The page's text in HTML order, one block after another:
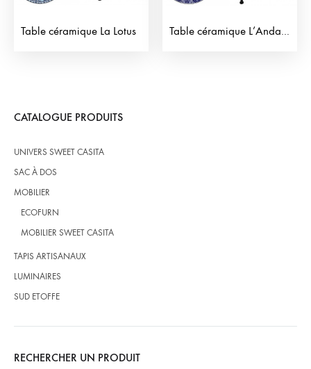
Table céramique La Lotus Table céramique L’Andalouse
CATALOGUE PRODUITS
UNIVERS SWEET CASITA
SAC À DOS
MOBILIER
ECOFURN
MOBILIER SWEET CASITA
TAPIS ARTISANAUX
LUMINAIRES
SUD ETOFFE
RECHERCHER UN PRODUIT